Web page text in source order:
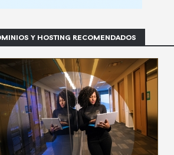
Y HOSTING RECOMENDADOS